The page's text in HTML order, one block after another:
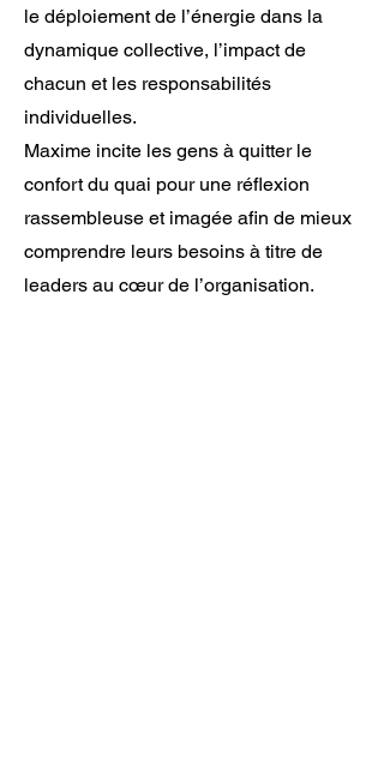
le déploiement de l’énergie dans la
dynamique collective, l’impact de
chacun et les responsabilités
individuelles.
Maxime incite les gens à quitter le
confort du quai pour une réflexion
rassembleuse et imagée afin de mieux
comprendre leurs besoins à titre de
leaders au cœur de l’organisation.